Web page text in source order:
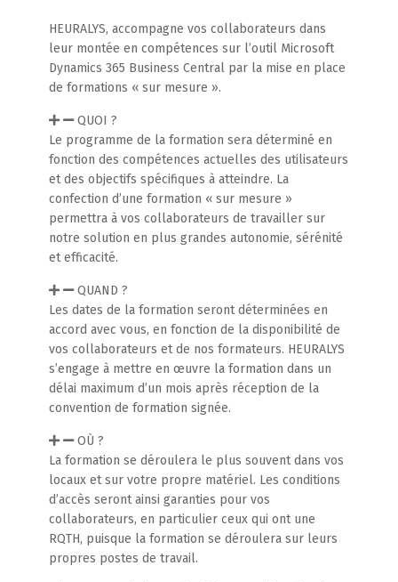
HEURALYS, accompagne vos collaborateurs dans
leur montée en compétences sur l’outil Microsoft
Dynamics 365 Business Central par la mise en place
de formations « sur mesure ».
QUOI ?
Le programme de la formation sera déterminé en
fonction des compétences actuelles des utilisateurs
et des objectifs spécifiques à atteindre. La
confection d’une formation « sur mesure »
permettra à vos collaborateurs de travailler sur
notre solution en plus grandes autonomie, sérénité
et efficacité.
QUAND ?
Les dates de la formation seront déterminées en
accord avec vous, en fonction de la disponibilité de
vos collaborateurs et de nos formateurs. HEURALYS
s’engage à mettre en œuvre la formation dans un
délai maximum d’un mois après réception de la
convention de formation signée.
OÙ ?
La formation se déroulera le plus souvent dans vos
locaux et sur votre propre matériel. Les conditions
d’accès seront ainsi garanties pour vos
collaborateurs, en particulier ceux qui ont une
RQTH, puisque la formation se déroulera sur leurs
propres postes de travail.